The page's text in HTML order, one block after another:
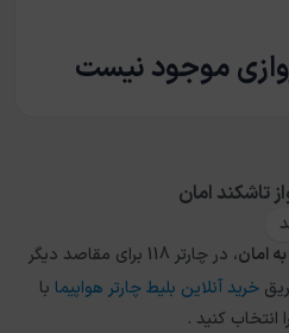
موجود نیست
تاشکند امان
بهامان
، در چارتر 118 برای مقاصد دیگر
خرید آنلاین بلیط چارتر هواپیما با
انتخاب کنید .